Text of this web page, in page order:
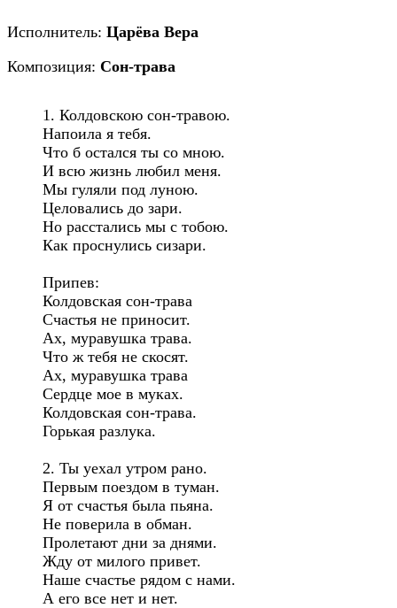
Исполнитель: Царёва Вера
Композиция: Сон-трава
1. Колдовскою сон-травою.
Напоила я тебя.
Что б остался ты со мною.
И всю жизнь любил меня.
Мы гуляли под луною.
Целовались до зари.
Но расстались мы с тобою.
Как проснулись сизари.
Припев:
Колдовская сон-трава
Счастья не приносит.
Ах, муравушка трава.
Что ж тебя не скосят.
Ах, муравушка трава
Сердце мое в муках.
Колдовская сон-трава.
Горькая разлука.
2. Ты уехал утром рано.
Первым поездом в туман.
Я от счастья была пьяна.
Не поверила в обман.
Пролетают дни за днями.
Жду от милого привет.
Наше счастье рядом с нами.
А его все нет и нет.